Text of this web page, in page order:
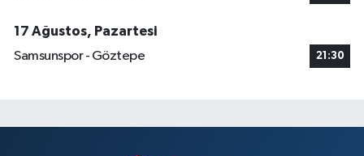
17 Ağustos, Pazartesi
Samsunspor - Göztepe
21:30